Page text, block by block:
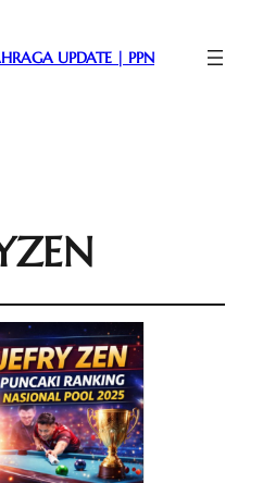
UPDATE | PPN